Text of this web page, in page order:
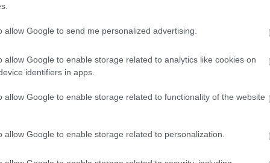
allow Google to send me personalized advertising.
allow Google to enable storage related to analytics like cookies on
identifiers in apps.
allow Google to enable storage related to functionality of the website
allow Google to enable storage related to personalization.
|